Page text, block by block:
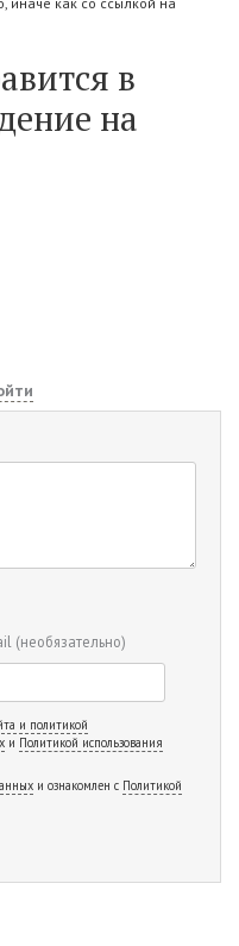
в
на
(необязательно)
и политикой
и Политикой использования
и ознакомлен с Политикой